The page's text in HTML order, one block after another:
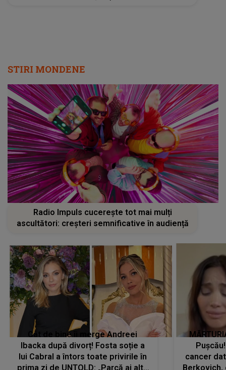
STIRI MONDENE
Radio Impuls cucerește tot mai mulți
ascultători: creșteri semnificative în audiență
Cât de bine îi merge Andreei
Ibacka după divorț! Fosta soție a
lui Cabral a întors toate privirile în
prima zi de UNTOLD: „Parcă ai altă
cancer
Berkovich,